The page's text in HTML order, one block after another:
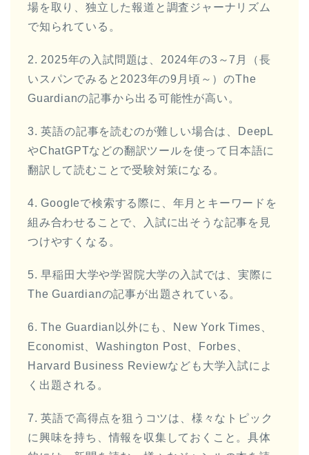
場を取り、独立した報道と調査ジャーナリズム
で知られている。
2. 2025年の入試問題は、2024年の3～7月（長
いスパンでみると2023年の9月頃～）のThe
Guardianの記事から出る可能性が高い。
3. 英語の記事を読むのが難しい場合は、DeepL
やChatGPTなどの翻訳ツールを使って日本語に
翻訳して読むことで受験対策になる。
4. Googleで検索する際に、年月とキーワードを
組み合わせることで、入試に出そうな記事を見
つけやすくなる。
5. 早稲田大学や学習院大学の入試では、実際に
The Guardianの記事が出題されている。
6. The Guardian以外にも、New York Times、
Economist、Washington Post、Forbes、
Harvard Business Reviewなども大学入試によ
く出題される。
7. 英語で高得点を狙うコツは、様々なトピック
に興味を持ち、情報を収集しておくこと。具体